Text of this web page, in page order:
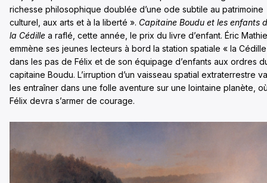
richesse philosophique doublée d’une ode subtile au patrimoine
culturel, aux arts et à la liberté ». Capitaine Boudu et les enfants
la Cédille a raflé, cette année, le prix du livre d’enfant. Éric
emmène ses jeunes lecteurs à bord la station spatiale « la
dans les pas de Félix et de son équipage d’enfants aux ordres
capitaine Boudu. L’irruption d’un vaisseau spatial extraterrestre va
les entraîner dans une folle aventure sur une lointaine planète,
Félix devra s’armer de courage.